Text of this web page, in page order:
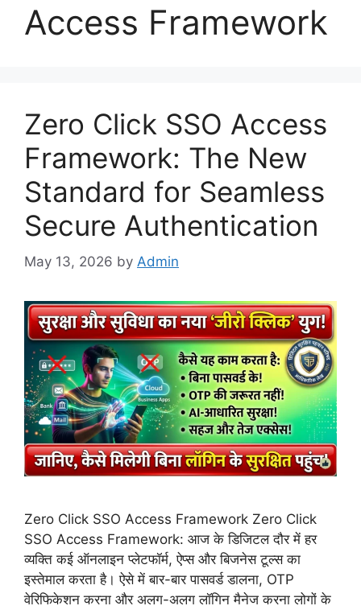
Access Framework
Zero Click SSO Access
Framework: The New
Standard for Seamless
Secure Authentication
May 13, 2026 by Admin
Zero Click SSO Access Framework Zero Click
SSO Access Framework: आज के डिजिटल दौर में हर
व्यक्ति कई ऑनलाइन प्लेटफॉर्म, ऐप्स और बिजनेस टूल्स का
इस्तेमाल करता है। ऐसे में बार-बार पासवर्ड डालना, OTP
वेरिफिकेशन करना और अलग-अलग लॉगिन मैनेज करना लोगों के